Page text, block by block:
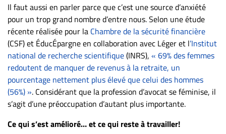
TROUVEZ-
NOUS
Nous
joindre
À
propos
Infolettre
S’abonner
Il faut aussi en parler parce que c’est une source d’anxiété
pour un trop grand nombre d’entre nous. Selon une étude
récente réalisée pour la Chambre de la sécurité financière
(CSF) et ÉducÉpargne en collaboration avec Léger et l’Institut
national de recherche scientifique(INRS), « 69% des femmes
redoutent de manquer de revenus à la retraite, un
pourcentage nettement plus élevé que celui des hommes
(56%) ». Considérant que la profession d’avocat se féminise, il
s’agit d’une préoccupation d’autant plus importante.
Ce qui s’est amélioré… et ce qui reste à travailler!